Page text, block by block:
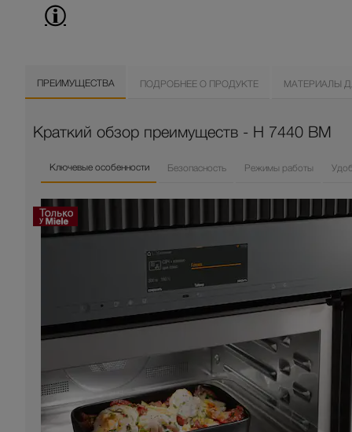
ПРЕИМУЩЕСТВА ПОДРОБНЕЕ О ПРОДУКТЕ МАТЕРИАЛЫ
Краткий обзор преимуществ - H 7440 BM
Ключевые особенности Безопасность Режимы работы